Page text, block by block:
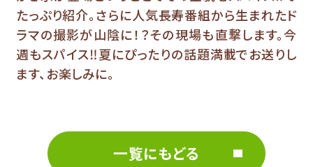
たっぷり紹介。さらに人気長寿番組から生まれたド
ラマの撮影が山陰に！？その現場も直撃します。今
週もスパイス‼夏にぴったりの話題満載でお送りし
ます、お楽しみに。
一覧にもどる